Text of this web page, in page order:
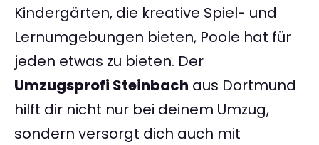
Kindergärten, die kreative Spiel- und
Lernumgebungen bieten, Poole hat für
jeden etwas zu bieten. Der
Umzugsprofi Steinbach aus Dortmund
hilft dir nicht nur bei deinem Umzug,
sondern versorgt dich auch mit